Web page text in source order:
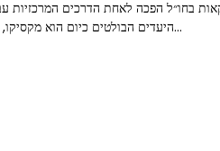
בחו״ל הפכה לאחת הדרכים המרכזיות
היעדים הבולטים כיום הוא מקסיקו, בזכות עלויות נוחות ותהליך נגיש יחסית. אבל…